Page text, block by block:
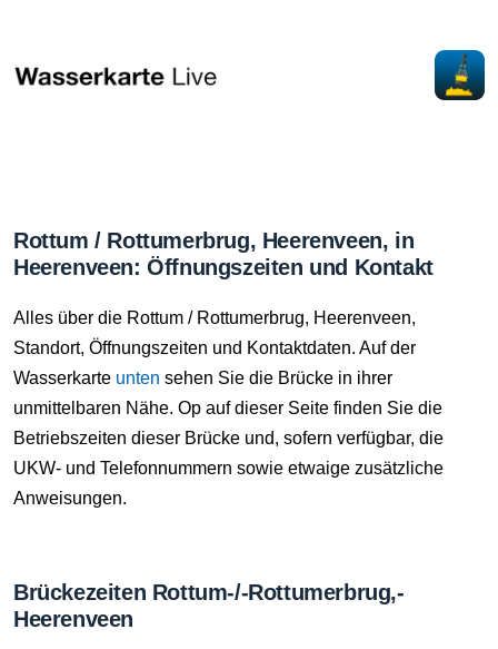
Rottum / Rottumerbrug, Heerenveen, in
Heerenveen: Öffnungszeiten und Kontakt
Alles über die Rottum / Rottumerbrug, Heerenveen,
Standort, Öffnungszeiten und Kontaktdaten. Auf der
Wasserkarte unten sehen Sie die Brücke in ihrer
unmittelbaren Nähe. Op auf dieser Seite finden Sie die
Betriebszeiten dieser Brücke und, sofern verfügbar, die
UKW- und Telefonnummern sowie etwaige zusätzliche
Anweisungen.
Brückezeiten Rottum-/-Rottumerbrug,-
Heerenveen